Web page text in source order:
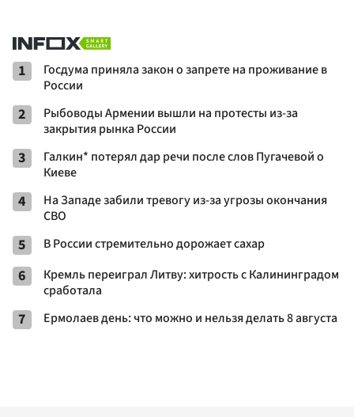
1
Госдума приняла закон о запрете на проживание в
России
2
Рыбоводы Армении вышли на протесты из-за
закрытия рынка России
3
Галкин* потерял дар речи после слов Пугачевой о
Киеве
4
На Западе забили тревогу из-за угрозы окончания
СВО
5 В России стремительно дорожает сахар
6
Кремль переиграл Литву: хитрость с Калининградом
сработала
7 Ермолаев день: что можно и нельзя делать 8 августа